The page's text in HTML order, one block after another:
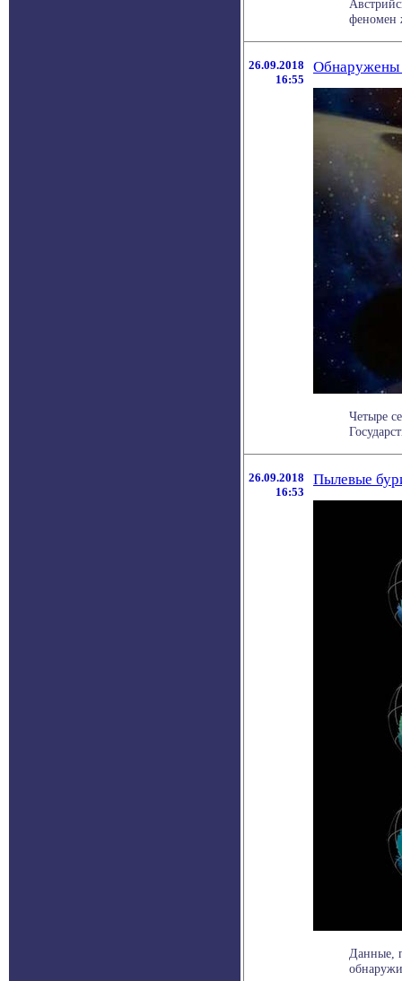
феномен
26.09.2018
16:55
Обнаружены
Четыре
26.09.2018
16:53
Пылевые
Данные,